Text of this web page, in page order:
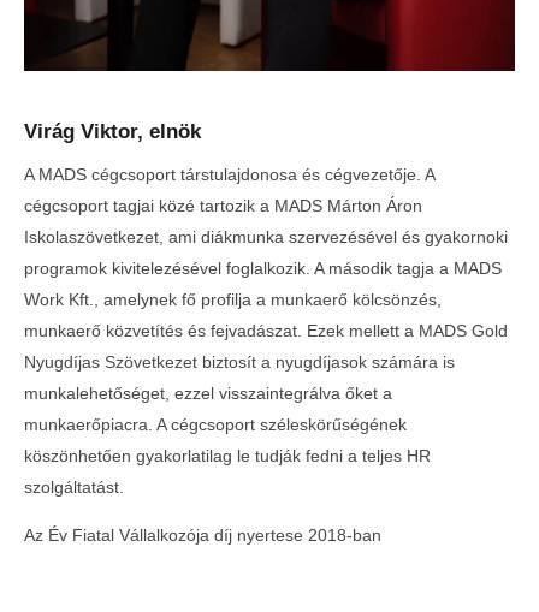
Virág Viktor, elnök
A MADS cégcsoport társtulajdonosa és cégvezetője. A
cégcsoport tagjai közé tartozik a MADS Márton Áron
Iskolaszövetkezet, ami diákmunka szervezésével és gyakornoki
programok kivitelezésével foglalkozik. A második tagja a MADS
Work Kft., amelynek fő profilja a munkaerő kölcsönzés,
munkaerő közvetítés és fejvadászat. Ezek mellett a MADS Gold
Nyugdíjas Szövetkezet biztosít a nyugdíjasok számára is
munkalehetőséget, ezzel visszaintegrálva őket a
munkaerőpiacra. A cégcsoport széleskörűségének
köszönhetően gyakorlatilag le tudják fedni a teljes HR
szolgáltatást.
Az Év Fiatal Vállalkozója díj nyertese 2018-ban